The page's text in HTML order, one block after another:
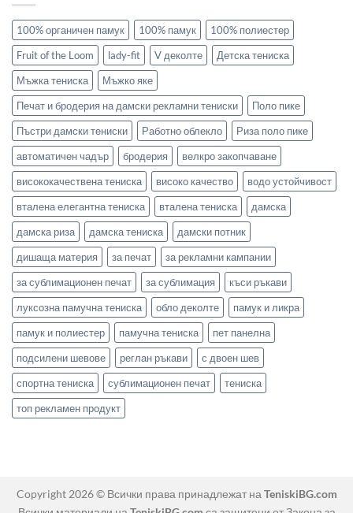
100% органичен памук 100% памук
100% полиестер
Fruit of the Loom
lady-fit V деколте
Детска тениска
Мъжка тениска
Мъжко яке
Печат и бродерия на дамски рекламни тениски
Поло пике
Пъстри дамски тениски
Работно облекло
Риза поло пике
автоматичен чадър
бродерия
велкро закопчаване
висококачествена тениска
високо качество
водо устойчивост
вталена елегантна тениска
вталена тениска
дамска
дамска риза
дамска тениска
дамски потник
дишаща материя
за печат
за рекламни кампании
за сублимационен печат
за сублимация
къси ръкави
луксозна памучна тениска
обло деколте
памук и ликра
памук и полиестер
памучна тениска
пет панелна
подсилени шевове
реглан ръкави
с двоен шев
спортна тениска
сублимационен печат
тениска
топ рекламен продукт
Copyright 2026 © Всички права принадлежат на TeniskiBG.com